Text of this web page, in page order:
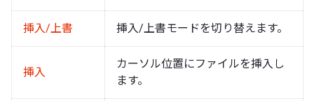
挿入/上書 挿入/上書モードを切り替えます。
挿入
カーソル位置にファイルを挿入し
ます。